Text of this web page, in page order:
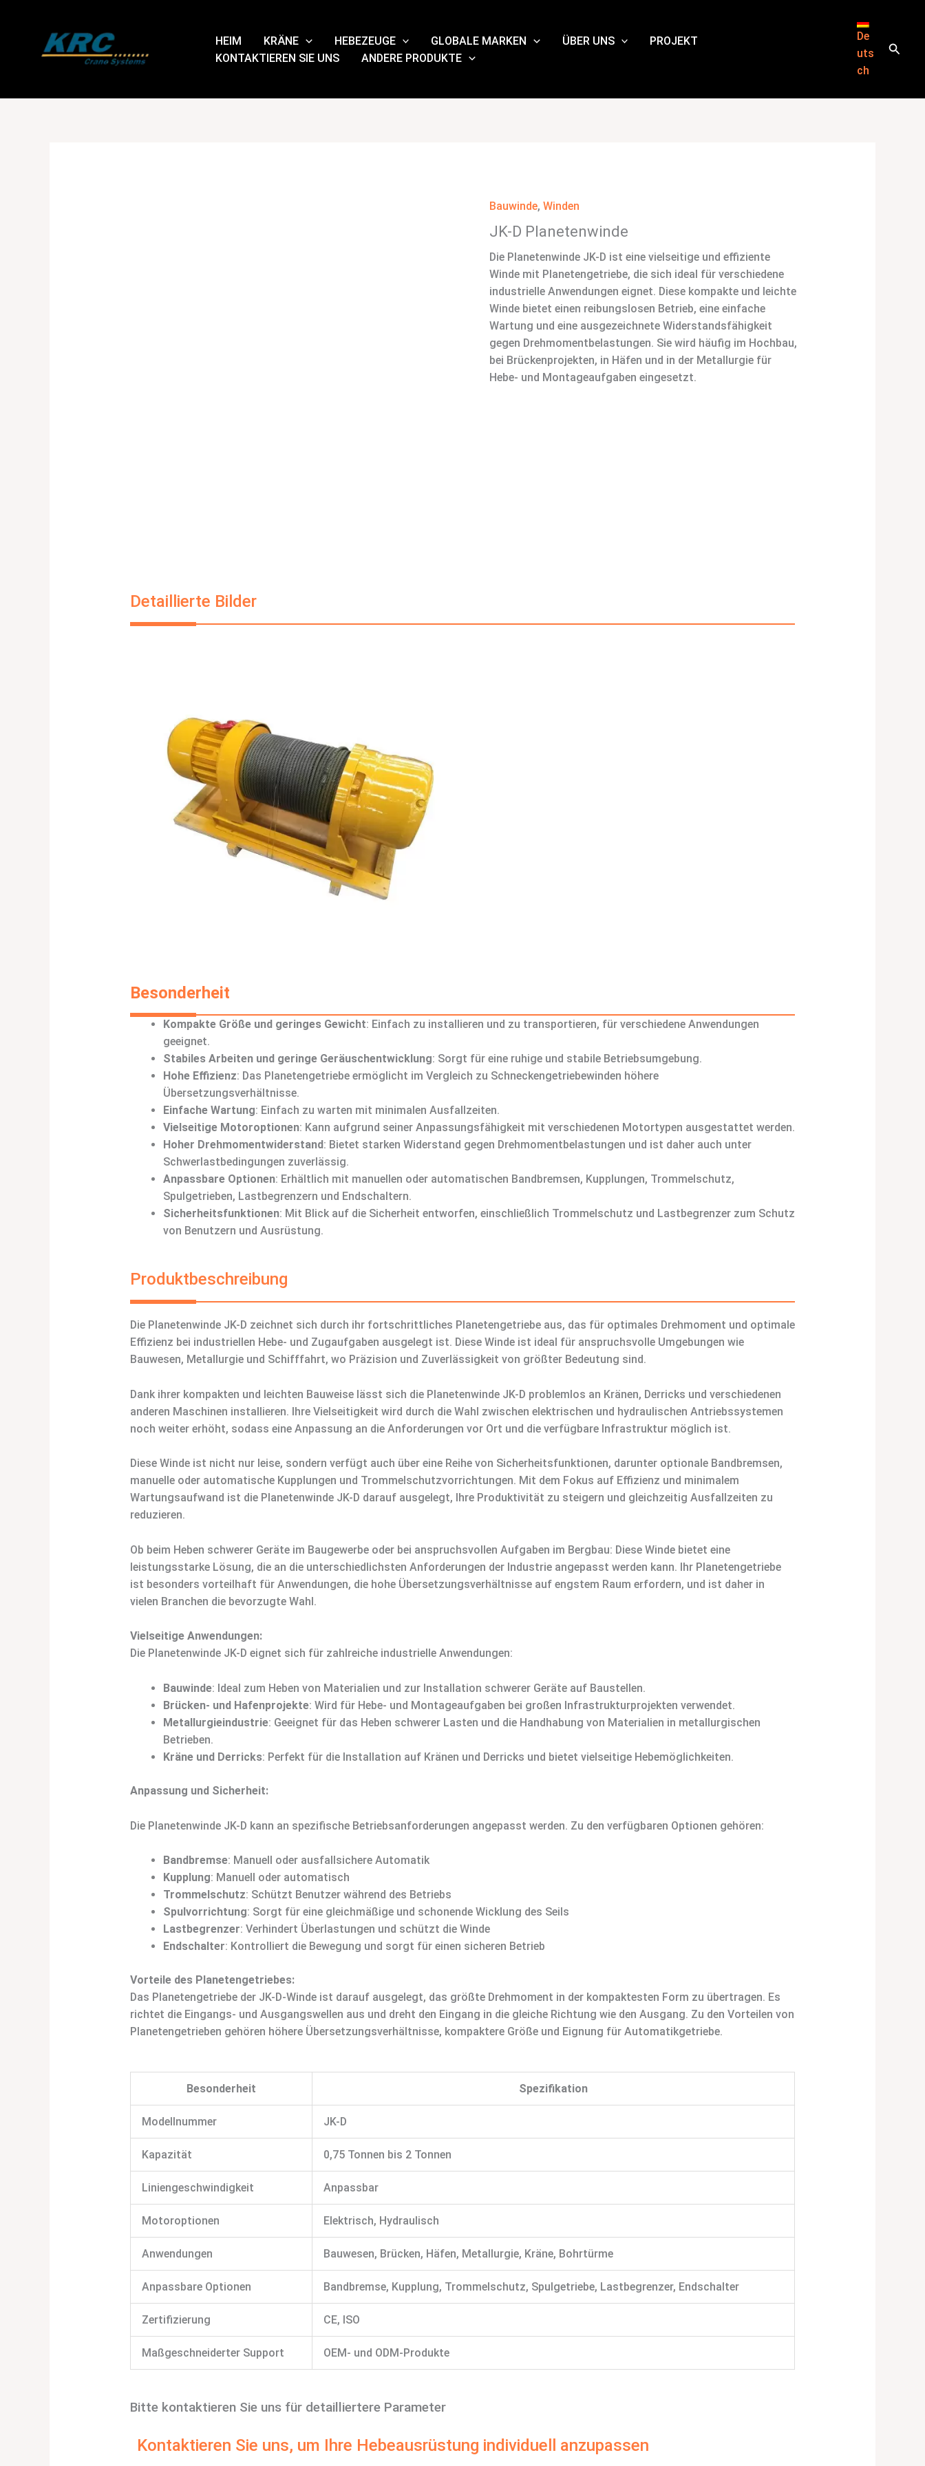
HEIM KRÄNE HEBEZEUGE GLOBALE MARKEN ÜBER UNS
PROJEKT
KONTAKTIEREN SIE UNS
ANDERE PRODUKTE
De
uts
ch
Bauwinde,Winden
JK-D Planetenwinde
Die Planetenwinde JK-D ist eine vielseitige und effiziente
Winde mit Planetengetriebe, die sich ideal für verschiedene
industrielle Anwendungen eignet. Diese kompakte und leichte
Winde bietet einen reibungslosen Betrieb, eine einfache
Wartung und eine ausgezeichnete Widerstandsfähigkeit
gegen Drehmomentbelastungen. Sie wird häufig im Hochbau,
bei Brückenprojekten, in Häfen und in der Metallurgie für
Hebe- und Montageaufgaben eingesetzt.
Detaillierte Bilder
Besonderheit
Kompakte Größe und geringes Gewicht: Einfach zu installieren und zu transportieren, für verschiedene Anwendungen
geeignet.
Stabiles Arbeiten und geringe Geräuschentwicklung: Sorgt für eine ruhige und stabile Betriebsumgebung.
Hohe Effizienz: Das Planetengetriebe ermöglicht im Vergleich zu Schneckengetriebewinden höhere
Übersetzungsverhältnisse.
Einfache Wartung: Einfach zu warten mit minimalen Ausfallzeiten.
Vielseitige Motoroptionen: Kann aufgrund seiner Anpassungsfähigkeit mit verschiedenen Motortypen ausgestattet werden.
Hoher Drehmomentwiderstand: Bietet starken Widerstand gegen Drehmomentbelastungen und ist daher auch unter
Schwerlastbedingungen zuverlässig.
Anpassbare Optionen: Erhältlich mit manuellen oder automatischen Bandbremsen, Kupplungen, Trommelschutz,
Spulgetrieben, Lastbegrenzern und Endschaltern.
Sicherheitsfunktionen: Mit Blick auf die Sicherheit entworfen, einschließlich Trommelschutz und Lastbegrenzer zum Schutz
von Benutzern und Ausrüstung.
Produktbeschreibung
Die Planetenwinde JK-D zeichnet sich durch ihr fortschrittliches Planetengetriebe aus, das für optimales Drehmoment und optimale
Effizienz bei industriellen Hebe- und Zugaufgaben ausgelegt ist. Diese Winde ist ideal für anspruchsvolle Umgebungen wie
Bauwesen, Metallurgie und Schifffahrt, wo Präzision und Zuverlässigkeit von größter Bedeutung sind.
Dank ihrer kompakten und leichten Bauweise lässt sich die Planetenwinde JK-D problemlos an Kränen, Derricks und verschiedenen
anderen Maschinen installieren. Ihre Vielseitigkeit wird durch die Wahl zwischen elektrischen und hydraulischen Antriebssystemen
noch weiter erhöht, sodass eine Anpassung an die Anforderungen vor Ort und die verfügbare Infrastruktur möglich ist.
Diese Winde ist nicht nur leise, sondern verfügt auch über eine Reihe von Sicherheitsfunktionen, darunter optionale Bandbremsen,
manuelle oder automatische Kupplungen und Trommelschutzvorrichtungen. Mit dem Fokus auf Effizienz und minimalem
Wartungsaufwand ist die Planetenwinde JK-D darauf ausgelegt, Ihre Produktivität zu steigern und gleichzeitig Ausfallzeiten zu
reduzieren.
Ob beim Heben schwerer Geräte im Baugewerbe oder bei anspruchsvollen Aufgaben im Bergbau: Diese Winde bietet eine
leistungsstarke Lösung, die an die unterschiedlichsten Anforderungen der Industrie angepasst werden kann. Ihr Planetengetriebe
ist besonders vorteilhaft für Anwendungen, die hohe Übersetzungsverhältnisse auf engstem Raum erfordern, und ist daher in
vielen Branchen die bevorzugte Wahl.
Vielseitige Anwendungen:
Die Planetenwinde JK-D eignet sich für zahlreiche industrielle Anwendungen:
Bauwinde: Ideal zum Heben von Materialien und zur Installation schwerer Geräte auf Baustellen.
Brücken- und Hafenprojekte: Wird für Hebe- und Montageaufgaben bei großen Infrastrukturprojekten verwendet.
Metallurgieindustrie: Geeignet für das Heben schwerer Lasten und die Handhabung von Materialien in metallurgischen
Betrieben.
Kräne und Derricks: Perfekt für die Installation auf Kränen und Derricks und bietet vielseitige Hebemöglichkeiten.
Anpassung und Sicherheit:
Die Planetenwinde JK-D kann an spezifische Betriebsanforderungen angepasst werden. Zu den verfügbaren Optionen gehören:
Bandbremse: Manuell oder ausfallsichere Automatik
Kupplung: Manuell oder automatisch
Trommelschutz: Schützt Benutzer während des Betriebs
Spulvorrichtung: Sorgt für eine gleichmäßige und schonende Wicklung des Seils
Lastbegrenzer: Verhindert Überlastungen und schützt die Winde
Endschalter: Kontrolliert die Bewegung und sorgt für einen sicheren Betrieb
Vorteile des Planetengetriebes:
Das Planetengetriebe der JK-D-Winde ist darauf ausgelegt, das größte Drehmoment in der kompaktesten Form zu übertragen. Es
richtet die Eingangs- und Ausgangswellen aus und dreht den Eingang in die gleiche Richtung wie den Ausgang. Zu den Vorteilen von
Planetengetrieben gehören höhere Übersetzungsverhältnisse, kompaktere Größe und Eignung für Automatikgetriebe.
Besonderheit Spezifikation
Modellnummer JK-D
Kapazität 0,75 Tonnen bis 2 Tonnen
Liniengeschwindigkeit Anpassbar
Motoroptionen Elektrisch, Hydraulisch
Anwendungen Bauwesen, Brücken, Häfen, Metallurgie, Kräne, Bohrtürme
Anpassbare Optionen Bandbremse, Kupplung, Trommelschutz, Spulgetriebe, Lastbegrenzer, Endschalter
Zertifizierung CE, ISO
Maßgeschneiderter Support OEM- und ODM-Produkte
Bitte kontaktieren Sie uns für detailliertere Parameter
Kontaktieren Sie uns, um Ihre Hebeausrüstung individuell anzupassen